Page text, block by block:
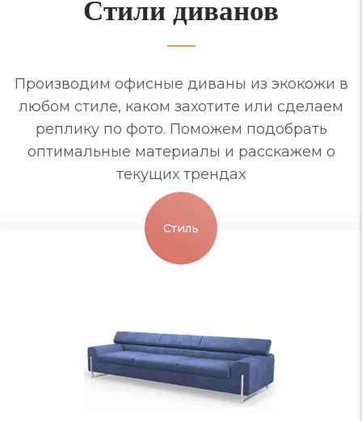
Стили диванов
Производим офисные диваны из экокожи в
любом стиле, каком захотите или сделаем
реплику по фото. Поможем подобрать
оптимальные материалы и расскажем о
текущих трендах
Стиль